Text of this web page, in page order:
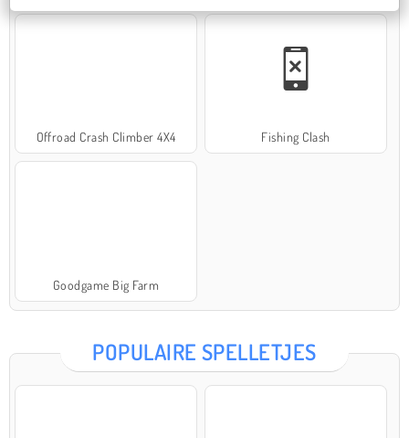
Offroad Crash Climber 4X4 Fishing Clash
Goodgame Big Farm
POPULAIRE SPELLETJES